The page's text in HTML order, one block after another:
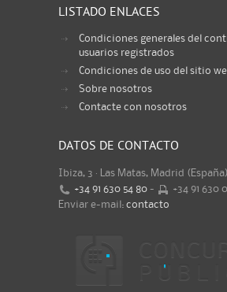
LISTADO ENLACES
Condiciones generales del
usuarios registrados
Condiciones de uso del sitio
Sobre nosotros
Contacte con nosotros
DATOS DE CONTACTO
Ibiza, 3 · Las Matas, Madrid (España)
+34 91 630 54 80 -
+34 91 630
Enviar e-mail: contacto